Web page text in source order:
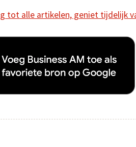
tot alle artikelen, geniet tijdelijk